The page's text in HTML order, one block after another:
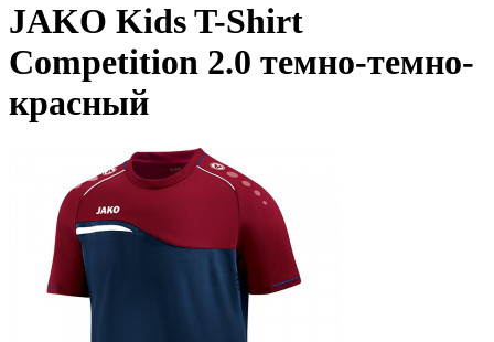
JAKO Kids T-Shirt
Competition 2.0 темно-темно-
красный